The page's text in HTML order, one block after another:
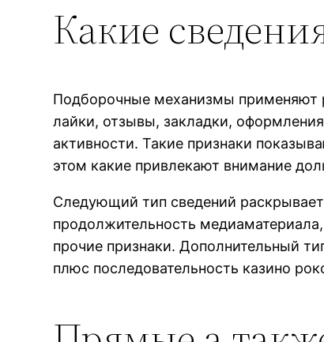
Какие
Подборочные механизмы применяют
лайки, отзывы, закладки,
активности. Такие признаки
этом какие привлекают внимание
Следующий тип сведений
продолжительность
прочие признаки. Дополнительный
плюс последовательность казино